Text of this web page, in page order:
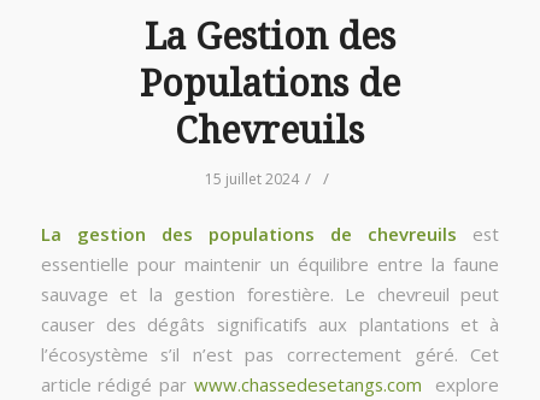
La Gestion des
Populations de
Chevreuils
15 juillet 2024 / /
La gestion des populations de chevreuils est
essentielle pour maintenir un équilibre entre la faune
sauvage et la gestion forestière. Le chevreuil peut
causer des dégâts significatifs aux plantations et à
l’écosystème s’il n’est pas correctement géré. Cet
article rédigé par www.chassedesetangs.com explore